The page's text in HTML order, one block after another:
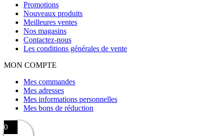
Promotions
Nouveaux produits
Meilleures ventes
Nos magasins
Contactez-nous
Les conditions générales de vente
MON COMPTE
Mes commandes
Mes adresses
Mes informations personnelles
Mes bons de réduction
0